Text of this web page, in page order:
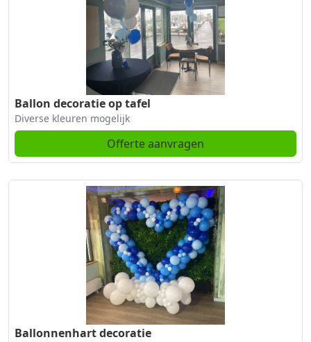
Ballon decoratie op tafel
Diverse kleuren mogelijk
Offerte aanvragen
Ballonnenhart decoratie